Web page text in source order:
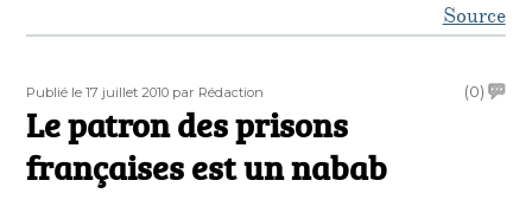
Source
Publié
le
Publié le 17 juillet 2010 Auteur
par Rédaction (0)on
Le patron des prisons
françaises est un nabab